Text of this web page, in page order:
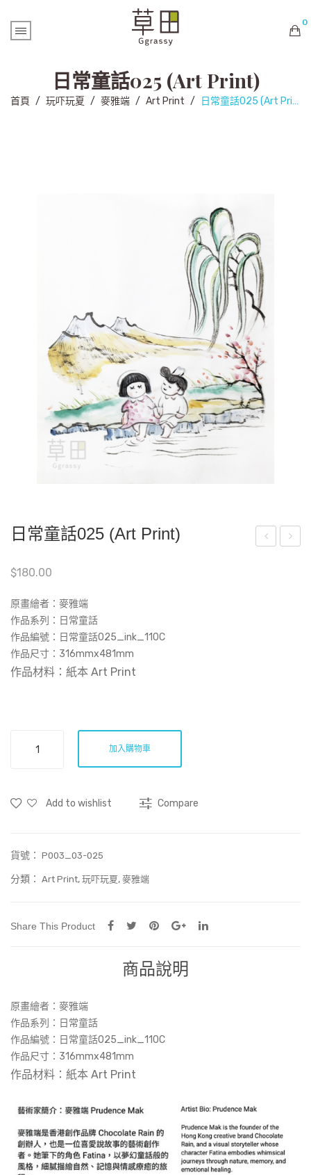
0
購物車內未有商品
日常童話025 (Art Print)
首頁 / 玩吓玩夏 / 麥雅端 / Art Print / 日常童話025 (Art Print)
日常童話025 (Art Print)
$180.00
原畫繪者： 麥雅端
作品系列：日常童話
作品編號：‎日常童話025_ink_110C
作品尺寸： 316mmx481mm
作品材料：紙本 Art Print
025
數
量
加入購物車
Add to wishlist Compare
貨號： P003_03-025
分類： Art Print, 玩吓玩夏, 麥雅端
Share This Product
商品說明
原畫繪者： 麥雅端
作品系列：日常童話
作品編號：‎日常童話025_ink_110C
作品尺寸： 316mmx481mm
作品材料：紙本 Art Print